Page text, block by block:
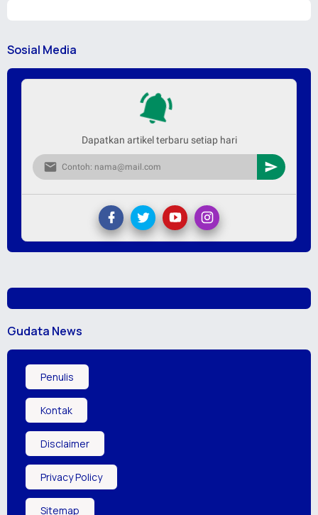
Sosial Media
Dapatkan artikel terbaru setiap hari
Gudata News
Penulis
Kontak
Disclaimer
Privacy Policy
Sitemap